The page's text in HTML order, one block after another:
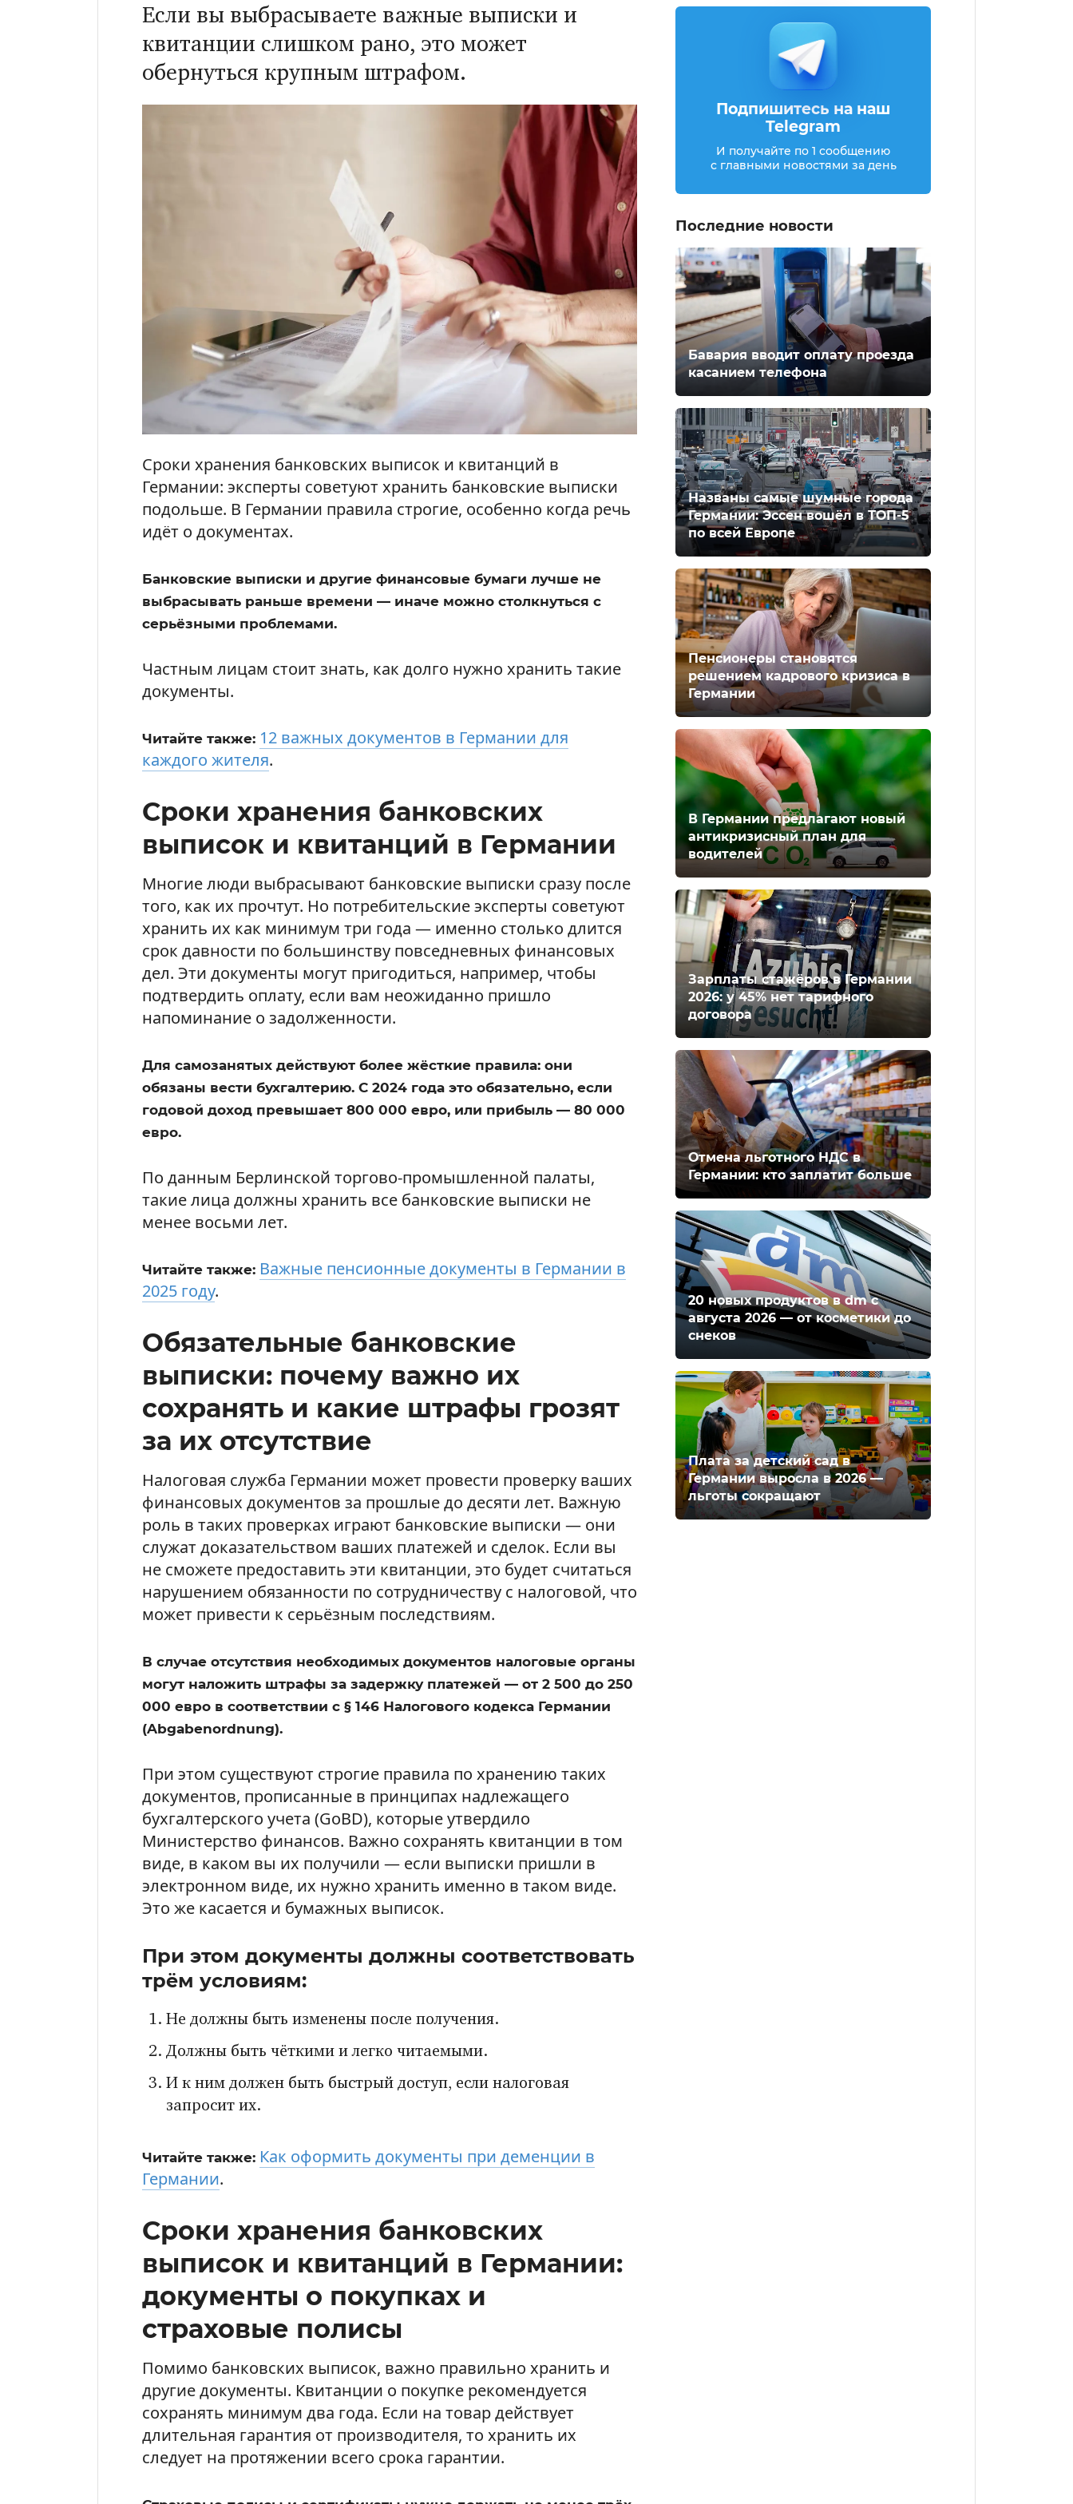
Если вы выбрасываете важные выписки и
квитанции слишком рано, это может
обернуться крупным штрафом.
Сроки хранения банковских выписок и квитанций в
Германии: эксперты советуют хранить банковские выписки
подольше. В Германии правила строгие, особенно когда речь
идёт о документах.
Банковские выписки и другие финансовые бумаги лучше не
выбрасывать раньше времени — иначе можно столкнуться с
серьёзными проблемами.
Частным лицам стоит знать, как долго нужно хранить такие
документы.
Читайте также: 12 важных документов в Германии для
каждого жителя.
Сроки хранения банковских
выписок и квитанций в Германии
Многие люди выбрасывают банковские выписки сразу после
того, как их прочтут. Но потребительские эксперты советуют
хранить их как минимум три года — именно столько длится
срок давности по большинству повседневных финансовых
дел. Эти документы могут пригодиться, например, чтобы
подтвердить оплату, если вам неожиданно пришло
напоминание о задолженности.
Для самозанятых действуют более жёсткие правила: они
обязаны вести бухгалтерию. С 2024 года это обязательно, если
годовой доход превышает 800 000 евро, или прибыль — 80 000
евро.
По данным Берлинской торгово-промышленной палаты,
такие лица должны хранить все банковские выписки не
менее восьми лет.
Читайте также: Важные пенсионные документы в Германии в
2025 году.
Обязательные банковские
выписки: почему важно их
сохранять и какие штрафы грозят
за их отсутствие
Налоговая служба Германии может провести проверку ваших
финансовых документов за прошлые до десяти лет. Важную
роль в таких проверках играют банковские выписки — они
служат доказательством ваших платежей и сделок. Если вы
не сможете предоставить эти квитанции, это будет считаться
нарушением обязанности по сотрудничеству с налоговой, что
может привести к серьёзным последствиям.
В случае отсутствия необходимых документов налоговые органы
могут наложить штрафы за задержку платежей — от 2 500 до 250
000 евро в соответствии с § 146 Налогового кодекса Германии
(Abgabenordnung).
При этом существуют строгие правила по хранению таких
документов, прописанные в принципах надлежащего
бухгалтерского учета (GoBD), которые утвердило
Министерство финансов. Важно сохранять квитанции в том
виде, в каком вы их получили — если выписки пришли в
электронном виде, их нужно хранить именно в таком виде.
Это же касается и бумажных выписок.
При этом документы должны соответствовать
трём условиям:
Не должны быть изменены после получения.
Должны быть чёткими и легко читаемыми.
И к ним должен быть быстрый доступ, если налоговая
запросит их.
Читайте также: Как оформить документы при деменции в
Германии.
Сроки хранения банковских
выписок и квитанций в Германии:
документы о покупках и
страховые полисы
Помимо банковских выписок, важно правильно хранить и
другие документы. Квитанции о покупке рекомендуется
сохранять минимум два года. Если на товар действует
длительная гарантия от производителя, то хранить их
следует на протяжении всего срока гарантии.
Подпишитесь на наш
Telegram
И получайте по 1 сообщению
с главными новостями за день
Последние новости
Бавария вводит оплату проезда
касанием телефона
Названы самые шумные города
Германии: Эссен вошёл в ТОП-5
по всей Европе
Пенсионеры становятся
решением кадрового кризиса в
Германии
В Германии предлагают новый
антикризисный план для
водителей
Зарплаты стажёров в Германии
2026: у 45% нет тарифного
договора
Отмена льготного НДС в
Германии: кто заплатит больше
20 новых продуктов в dm с
августа 2026 — от косметики до
снеков
Плата за детский сад в
Германии выросла в 2026 —
льготы сокращают